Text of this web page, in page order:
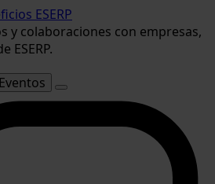
ESERP
y colaboraciones con empresas,
ESERP.